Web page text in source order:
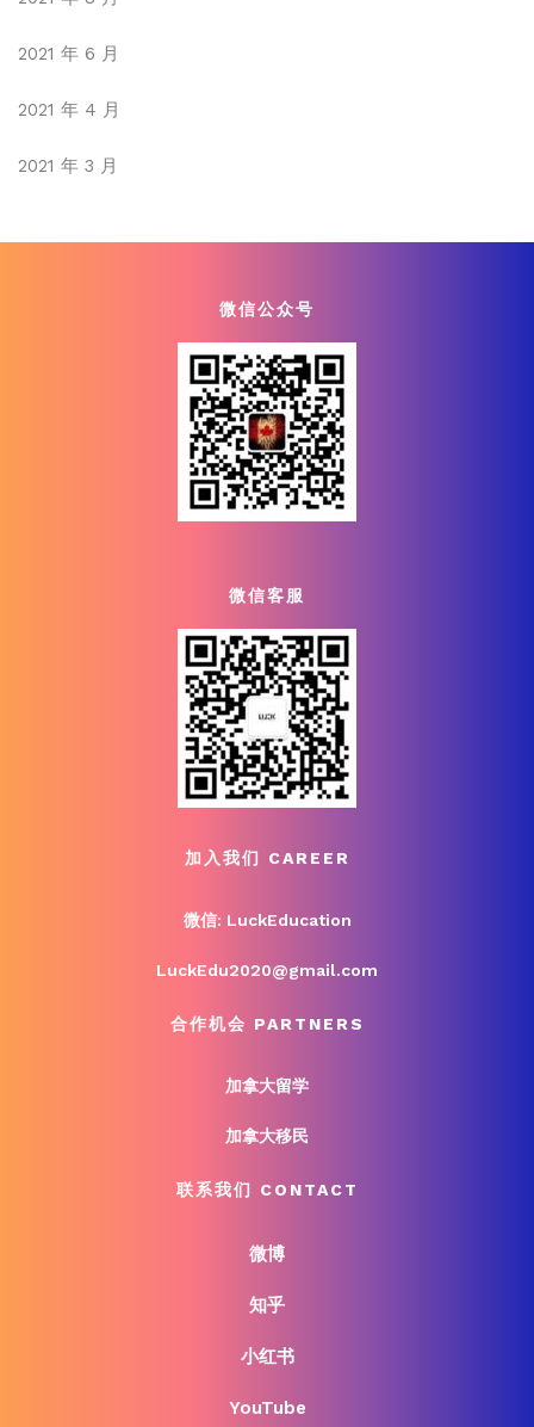
2021 年 6 月
2021 年 4 月
2021 年 3 月
微信公众号
微信客服
加入我们 CAREER
微信: LuckEducation
LuckEdu2020@gmail.com
合作机会 PARTNERS
加拿大留学
加拿大移民
联系我们 CONTACT
微博
知乎
小红书
YouTube